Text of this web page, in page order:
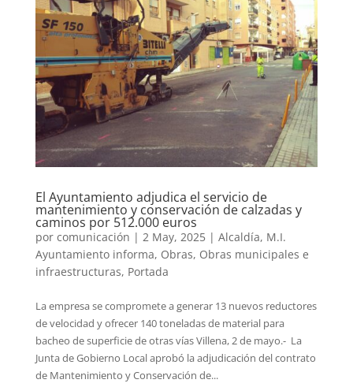
El Ayuntamiento adjudica el servicio de
mantenimiento y conservación de calzadas y
caminos por 512.000 euros
por comunicación | 2 May, 2025| Alcaldía, M.I.
Ayuntamiento informa, Obras, Obras municipales e
infraestructuras, Portada
La empresa se compromete a generar 13 nuevos reductores
de velocidad y ofrecer 140 toneladas de material para
bacheo de superficie de otras vías Villena, 2 de mayo.- La
Junta de Gobierno Local aprobó la adjudicación del contrato
de Mantenimiento y Conservación de...